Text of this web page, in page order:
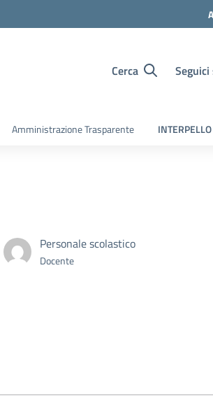
Cerca Seguici
Amministrazione Trasparente
Personale scolastico
Docente